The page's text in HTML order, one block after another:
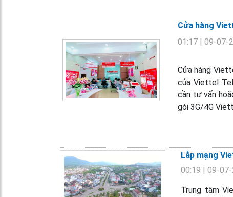
Cửa hàng
01:17 | 09-07-
Cửa hàng
của Viettel
cần tư vấn
gói 3G/4G
Lắp mạng
00:19 | 09-
Trung tâm